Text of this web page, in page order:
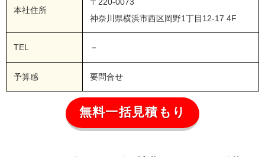
本社住所
〒220-0073
神奈川県横浜市西区岡野1丁目12-17 4F
TEL －
予算感 要問合せ
無料一括見積もり